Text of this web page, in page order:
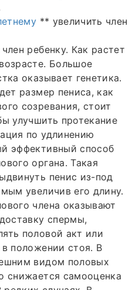
** увеличить член
ребенку. Как растет
Большое
оказывает генетика.
размер пениса, как
созревания, стоит
улучшить протекание
по удлинению
эффективный способ
органа. Такая
пенис из-под
увеличив его длину.
члена оказывают
спермы,
половой акт или
положении стоя. В
видом половых
снижается самооценка